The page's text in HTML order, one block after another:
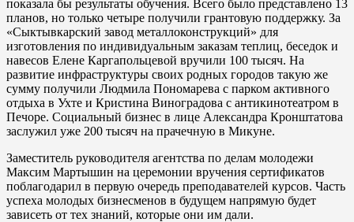
показала бы результаты обучения. Всего было представлено 13
планов, но только четыре получили грантовую поддержку. За
«Сыктывкарский завод металлоконструкций» для
изготовления по индивидуальным заказам теплиц, беседок и
навесов Елене Каргапольцевой вручили 100 тысяч. На
развитие инфраструктуры своих родных городов такую же
сумму получили Людмила Пономарева с парком активного
отдыха в Ухте и Кристина Виноградова с антикинотеатром в
Печоре. Социальный бизнес в лице Александра Кронштатова
заслужил уже 200 тысяч на прачечную в Микуне.
Заместитель руководителя агентства по делам молодежи
Максим Мартышин на церемонии вручения сертификатов
поблагодарил в первую очередь преподавателей курсов. Часть
успеха молодых бизнесменов в будущем напрямую будет
зависеть от тех знаний, которые они им дали.